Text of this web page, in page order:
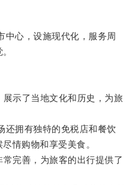
心，设施现代化，服务周
示了当地文化和历史，为旅
拥有独特的免税店和餐饮
情购物和享受美食。
完善，为旅客的出行提供了